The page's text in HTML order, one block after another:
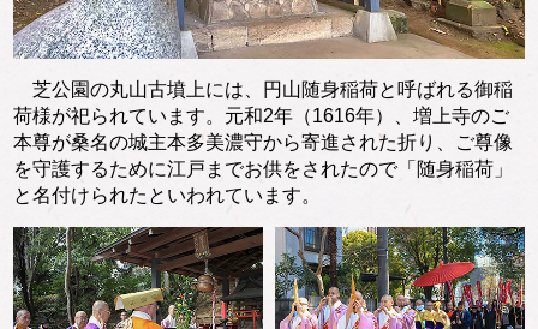
芝公園の丸山古墳上には、円山随身稲荷と呼ばれる御稲
荷様が祀られています。元和2年（1616年）、増上寺のご
本尊が桑名の城主本多美濃守から寄進された折り、ご尊像
を守護するために江戸までお供をされたので「随身稲荷」
と名付けられたといわれています。